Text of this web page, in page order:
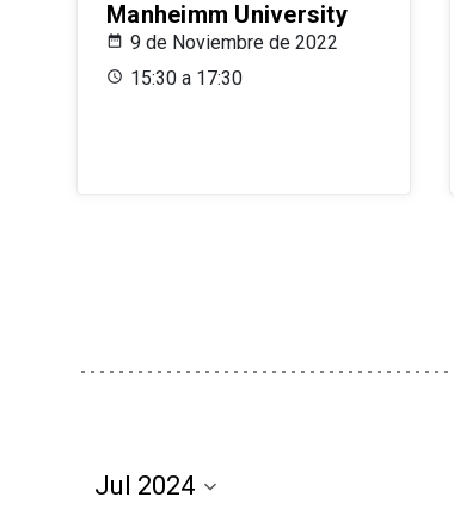
Manheimm University
9 de Noviembre de 2022
15:30 a 17:30